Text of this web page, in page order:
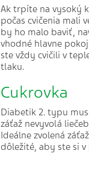
Ak trpíte na vysoký
počas cvičenia mali
by ho malo baviť,
vhodné hlavne
ste vždy cvičili v
tlaku.
Cukrovka
Diabetik 2. typu
záťaž nevyvolá
Ideálne zvolená
dôležité, aby ste si